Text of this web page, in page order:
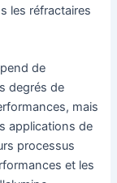
les réfractaires
de
degrés de
mais
applications de
processus
et les